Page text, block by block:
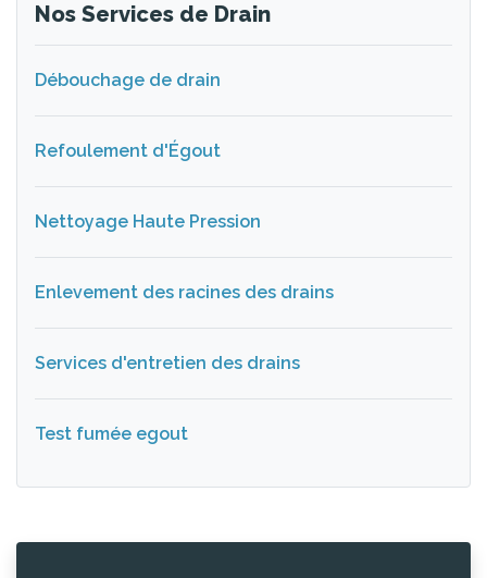
Nos Services de Drain
Débouchage de drain
Refoulement d'Égout
Nettoyage Haute Pression
Enlevement des racines des drains
Services d'entretien des drains
Test fumée egout